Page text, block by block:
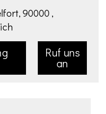
90000 ,
Ruf uns
an